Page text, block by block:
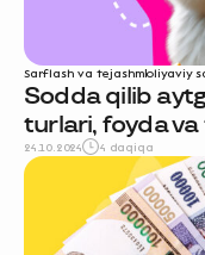
Sarflash va tejashmoliyaviy
Sodda qilib
turlari, foyda
24.10.2024 4 daqiqa